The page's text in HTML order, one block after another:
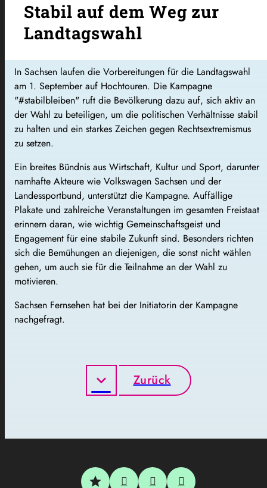
Stabil auf dem Weg zur
Landtagswahl
In Sachsen laufen die Vorbereitungen für die Landtagswahl
am 1. September auf Hochtouren. Die Kampagne
"#stabilbleiben" ruft die Bevölkerung dazu auf, sich aktiv an
der Wahl zu beteiligen, um die politischen Verhältnisse stabil
zu halten und ein starkes Zeichen gegen Rechtsextremismus
zu setzen.
Ein breites Bündnis aus Wirtschaft, Kultur und Sport, darunter
namhafte Akteure wie Volkswagen Sachsen und der
Landessportbund, unterstützt die Kampagne. Auffällige
Plakate und zahlreiche Veranstaltungen im gesamten Freistaat
erinnern daran, wie wichtig Gemeinschaftsgeist und
Engagement für eine stabile Zukunft sind. Besonders richten
sich die Bemühungen an diejenigen, die sonst nicht wählen
gehen, um auch sie für die Teilnahme an der Wahl zu
motivieren.
Sachsen Fernsehen hat bei der Initiatorin der Kampagne
nachgefragt.
Zurück